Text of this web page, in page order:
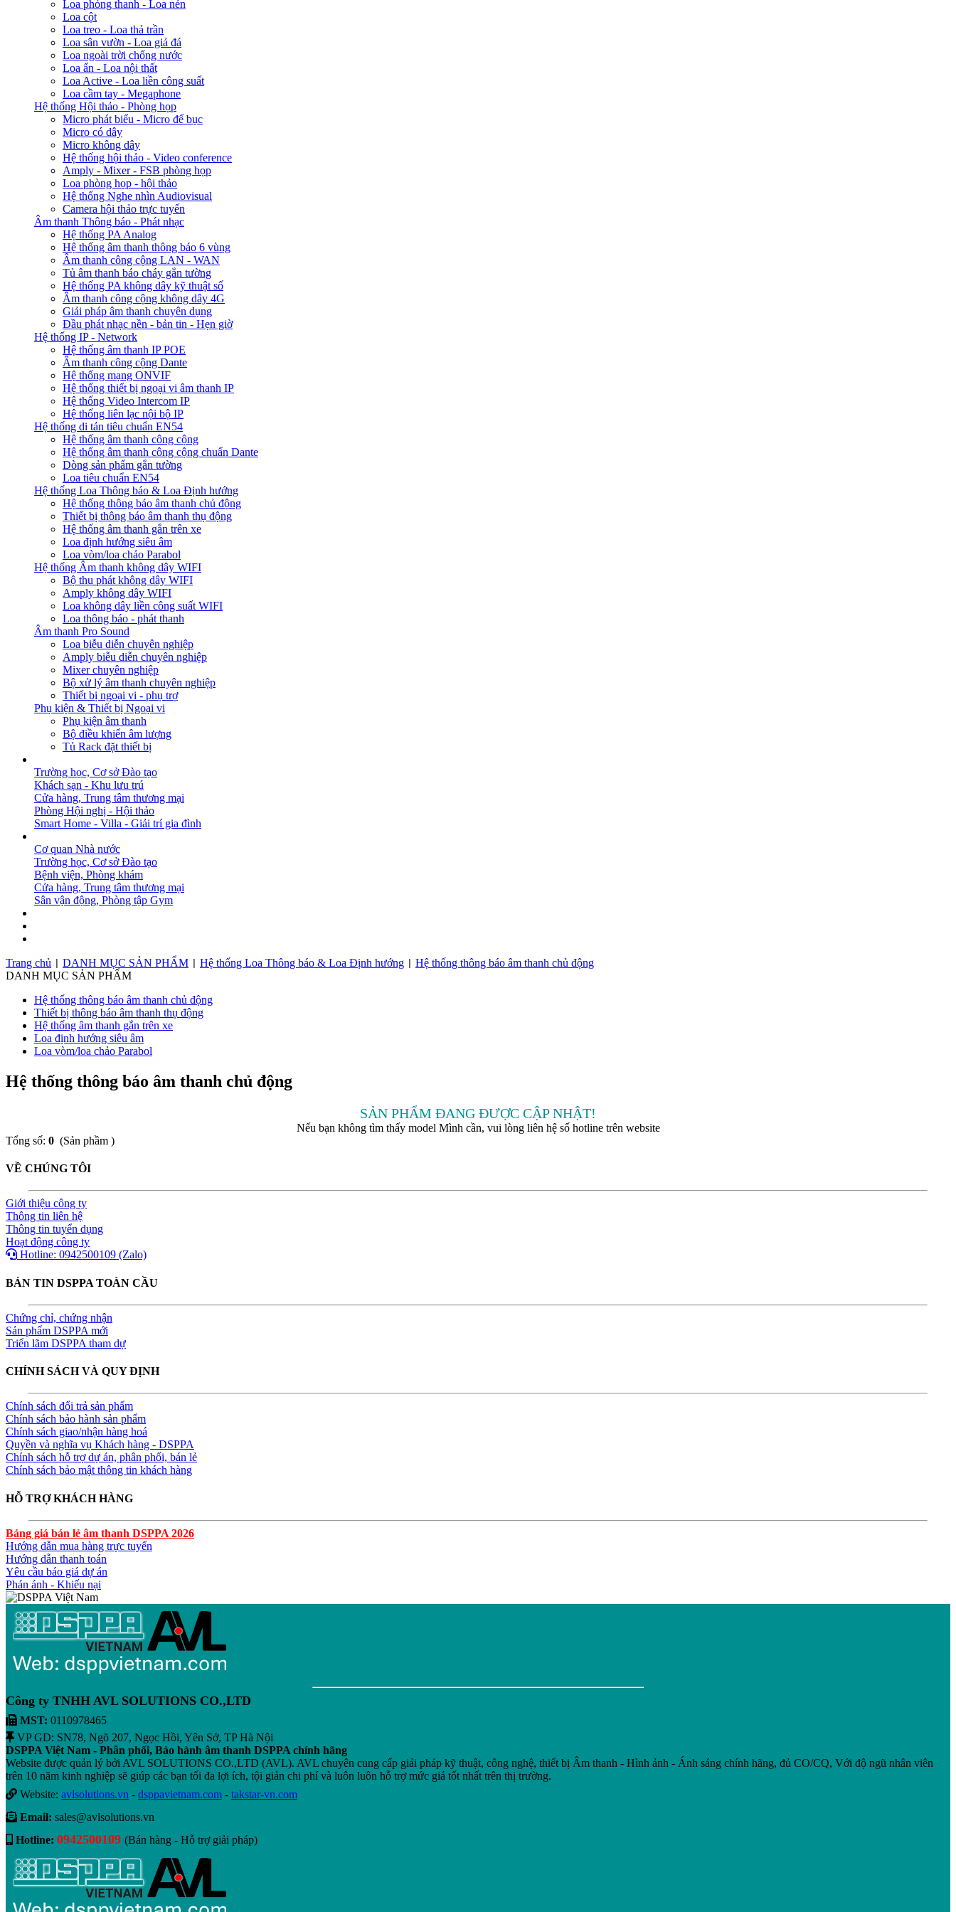
Loa phóng thanh - Loa nén
Loa cột
Loa treo - Loa thả trần
Loa sân vườn - Loa giả đá
Loa ngoài trời chống nước
Loa ẩn - Loa nội thất
Loa Active - Loa liền công suất
Loa cầm tay - Megaphone
Hệ thống Hội thảo - Phòng họp
Micro phát biểu - Micro để bục
Micro có dây
Micro không dây
Hệ thống hội thảo - Video conference
Amply - Mixer - FSB phòng họp
Loa phòng họp - hội thảo
Hệ thống Nghe nhìn Audiovisual
Camera hội thảo trực tuyến
Âm thanh Thông báo - Phát nhạc
Hệ thống PA Analog
Hệ thống âm thanh thông báo 6 vùng
Âm thanh công cộng LAN - WAN
Tủ âm thanh báo cháy gắn tường
Hệ thống PA không dây kỹ thuật số
Âm thanh công cộng không dây 4G
Giải pháp âm thanh chuyên dụng
Đầu phát nhạc nền - bản tin - Hẹn giờ
Hệ thống IP - Network
Hệ thống âm thanh IP POE
Âm thanh công cộng Dante
Hệ thống mạng ONVIF
Hệ thống thiết bị ngoại vi âm thanh IP
Hệ thống Video Intercom IP
Hệ thống liên lạc nội bộ IP
Hệ thống di tản tiêu chuẩn EN54
Hệ thống âm thanh công cộng
Hệ thống âm thanh công cộng chuẩn Dante
Dòng sản phẩm gắn tường
Loa tiêu chuẩn EN54
Hệ thống Loa Thông báo & Loa Định hướng
Hệ thống thông báo âm thanh chủ động
Thiết bị thông báo âm thanh thụ động
Hệ thống âm thanh gắn trên xe
Loa định hướng siêu âm
Loa vòm/loa chảo Parabol
Hệ thống Âm thanh không dây WIFI
Bộ thu phát không dây WIFI
Amply không dây WIFI
Loa không dây liền công suất WIFI
Loa thông báo - phát thanh
Âm thanh Pro Sound
Loa biễu diễn chuyên nghiệp
Amply biễu diễn chuyên nghiệp
Mixer chuyên nghiệp
Bộ xử lý âm thanh chuyên nghiệp
Thiết bị ngoại vi - phụ trợ
Phụ kiện & Thiết bị Ngoại vi
Phụ kiện âm thanh
Bộ điều khiển âm lượng
Tủ Rack đặt thiết bị
Trường học, Cơ sở Đào tạo
Khách sạn - Khu lưu trú
Cửa hàng, Trung tâm thương mại
Phòng Hội nghị - Hội thảo
Smart Home - Villa - Giải trí gia đình
Cơ quan Nhà nước
Trường học, Cơ sở Đào tạo
Bệnh viện, Phòng khám
Cửa hàng, Trung tâm thương mại
Sân vận động, Phòng tập Gym
Trang chủ
DANH MỤC SẢN PHẨM Hệ thống Loa Thông báo & Loa Định hướng
Hệ thống thông báo âm thanh chủ động
DANH MỤC SẢN PHẨM
Hệ thống thông báo âm thanh chủ động
Thiết bị thông báo âm thanh thụ động
Hệ thống âm thanh gắn trên xe
Loa định hướng siêu âm
Loa vòm/loa chảo Parabol
Hệ thống thông báo âm thanh chủ động
SẢN PHẨM ĐANG ĐƯỢC CẬP NHẬT!
Nếu bạn không tìm thấy model Mình cần, vui lòng liên hệ số hotline trên website
Tổng số: 0 (Sản phầm )
VỀ CHÚNG TÔI
Giới thiệu công ty
Thông tin liên hệ
Thông tin tuyển dụng
Hoạt động công ty
Hotline: 0942500109 (Zalo)
BẢN TIN DSPPA TOÀN CẦU
Chứng chỉ, chứng nhận
Sản phẩm DSPPA mới
Triển lãm DSPPA tham dự
CHÍNH SÁCH VÀ QUY ĐỊNH
Chính sách đổi trả sản phẩm
Chính sách bảo hành sản phẩm
Chính sách giao/nhận hàng hoá
Quyền và nghĩa vụ Khách hàng - DSPPA
Chính sách hỗ trợ dự án, phân phối, bán lẻ
Chính sách bảo mật thông tin khách hàng
HỖ TRỢ KHÁCH HÀNG
Bảng giá bán lẻ âm thanh DSPPA 2026
Hướng dẫn mua hàng trực tuyến
Hướng dẫn thanh toán
Yêu cầu báo giá dự án
Phán ánh - Khiếu nại
Công ty TNHH AVL SOLUTIONS CO.,LTD
MST: 0110978465
VP GD: SN78, Ngõ 207, Ngọc Hồi, Yên Sở, TP Hà Nội
DSPPA Việt Nam - Phân phối, Bảo hành âm thanh DSPPA chính hãng
Website được quản lý bởi AVL SOLUTIONS CO.,LTD (AVL). AVL chuyên cung cấp giải pháp kỹ thuật, công nghệ, thiết bị Âm thanh - Hình ảnh - Ánh sáng chính hãng, đủ CO/CQ, Với độ ngũ nhân viên
trên 10 năm kinh nghiệp sẽ giúp các bạn tối đa lợi ích, tội giản chi phí và luôn luôn hỗ trợ mức giá tốt nhất trên thị trường.
Website: avlsolutions.vn - dsppavietnam.com - takstar-vn.com
Email: sales@avlsolutions.vn
Hotline: 0942500109 (Bán hàng - Hỗ trợ giải pháp)